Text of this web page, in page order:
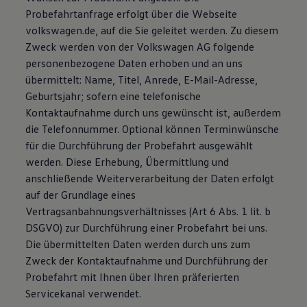
Bulli Magazin
Fahrzeugabholung ab Werk
Uptime
Probefahrtanfrage erfolgt über die Webseite
volkswagen.de, auf die Sie geleitet werden. Zu diesem
Zweck werden von der Volkswagen AG folgende
personenbezogene Daten erhoben und an uns
übermittelt: Name, Titel, Anrede, E-Mail-Adresse,
Geburtsjahr; sofern eine telefonische
Kontaktaufnahme durch uns gewünscht ist, außerdem
die Telefonnummer. Optional können Terminwünsche
für die Durchführung der Probefahrt ausgewählt
werden. Diese Erhebung, Übermittlung und
anschließende Weiterverarbeitung der Daten erfolgt
auf der Grundlage eines
Vertragsanbahnungsverhältnisses (Art 6 Abs. 1 lit. b
DSGVO) zur Durchführung einer Probefahrt bei uns.
Die übermittelten Daten werden durch uns zum
Zweck der Kontaktaufnahme und Durchführung der
Probefahrt mit Ihnen über Ihren präferierten
Servicekanal verwendet.